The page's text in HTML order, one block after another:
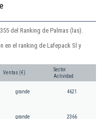
del Ranking de Palmas (las).
en el ranking de Lafepack Sl y
Ventas (€)
Sector
Actividad
grande 4621
grande 2366